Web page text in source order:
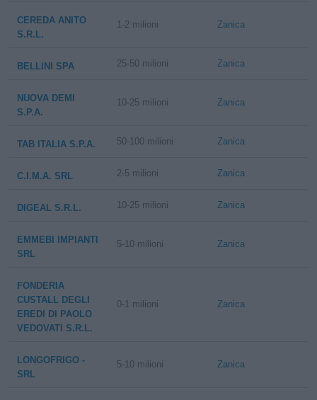
CEREDA ANITO
S.R.L.
1-2 milioni Zanica
BELLINI SPA 25-50 milioni Zanica
NUOVA DEMI
S.P.A.
10-25 milioni Zanica
TAB ITALIA S.P.A. 50-100 milioni Zanica
C.I.M.A. SRL 2-5 milioni Zanica
DIGEAL S.R.L. 10-25 milioni Zanica
EMMEBI IMPIANTI
SRL
5-10 milioni Zanica
FONDERIA
CUSTALL DEGLI
EREDI DI PAOLO
VEDOVATI S.R.L.
0-1 milioni Zanica
LONGOFRIGO -
SRL
5-10 milioni Zanica